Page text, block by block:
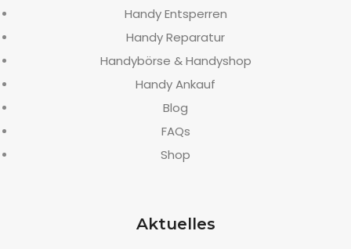
Handy Entsperren
Handy Reparatur
Handybörse & Handyshop
Handy Ankauf
Blog
FAQs
Shop
Aktuelles